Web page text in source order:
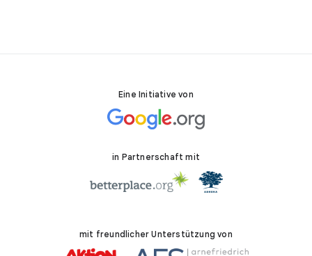
Eine Initiative von
in Partnerschaft mit
mit freundlicher Unterstützung von